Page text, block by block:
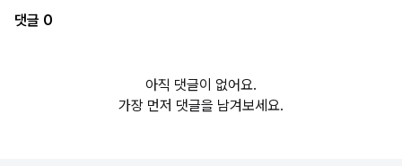
댓글 0
아직 댓글이 없어요.
가장 먼저 댓글을 남겨보세요.